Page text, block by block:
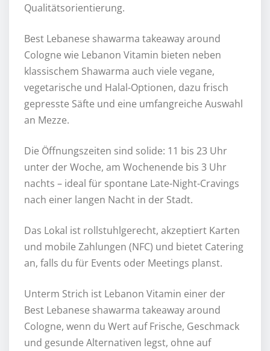
Qualitätsorientierung.
Best Lebanese shawarma takeaway around
Cologne wie Lebanon Vitamin bieten neben
klassischem Shawarma auch viele vegane,
vegetarische und Halal-Optionen, dazu frisch
gepresste Säfte und eine umfangreiche Auswahl
an Mezze.
Die Öffnungszeiten sind solide: 11 bis 23 Uhr
unter der Woche, am Wochenende bis 3 Uhr
nachts – ideal für spontane Late-Night-Cravings
nach einer langen Nacht in der Stadt.
Das Lokal ist rollstuhlgerecht, akzeptiert Karten
und mobile Zahlungen (NFC) und bietet Catering
an, falls du für Events oder Meetings planst.
Unterm Strich ist Lebanon Vitamin einer der
Best Lebanese shawarma takeaway around
Cologne, wenn du Wert auf Frische, Geschmack
und gesunde Alternativen legst, ohne auf